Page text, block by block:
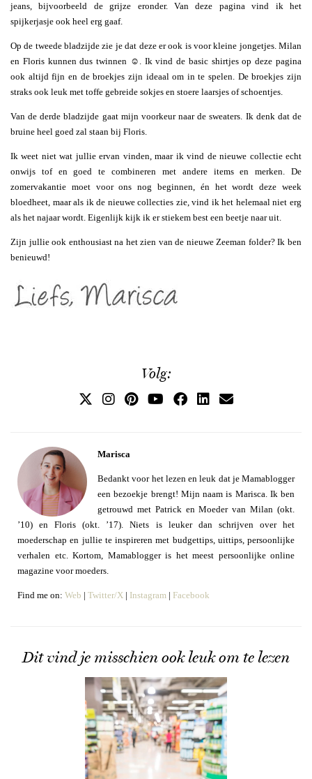
jeans, bijvoorbeeld de grijze eronder. Van deze pagina vind ik het
spijkerjasje ook heel erg gaaf.
Op de tweede bladzijde zie je dat deze er ook is voor kleine jongetjes. Milan
en Floris kunnen dus twinnen ☺️. Ik vind de basic shirtjes op deze pagina
ook altijd fijn en de broekjes zijn ideaal om in te spelen. De broekjes zijn
straks ook leuk met toffe gebreide sokjes en stoere laarsjes of schoentjes.
Van de derde bladzijde gaat mijn voorkeur naar de sweaters. Ik denk dat de
bruine heel goed zal staan bij Floris.
Ik weet niet wat jullie ervan vinden, maar ik vind de nieuwe collectie echt
onwijs tof en goed te combineren met andere items en merken. De
zomervakantie moet voor ons nog beginnen, én het wordt deze week
bloedheet, maar als ik de nieuwe collecties zie, vind ik het helemaal niet erg
als het najaar wordt. Eigenlijk kijk ik er stiekem best een beetje naar uit.
Zijn jullie ook enthousiast na het zien van de nieuwe Zeeman folder? Ik ben
benieuwd!
Volg:
Marisca
Bedankt voor het lezen en leuk dat je Mamablogger
een bezoekje brengt! Mijn naam is Marisca. Ik ben
getrouwd met Patrick en Moeder van Milan (okt.
’10) en Floris (okt. ’17). Niets is leuker dan schrijven over het
moederschap en jullie te inspireren met budgettips, uittips, persoonlijke
verhalen etc. Kortom, Mamablogger is het meest persoonlijke online
magazine voor moeders.
Find me on: Web | Twitter/X | Instagram | Facebook
Dit vind je misschien ook leuk om te lezen